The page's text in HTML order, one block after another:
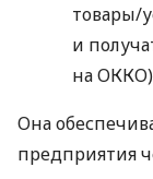
товары/
и
на
Она
предприятия